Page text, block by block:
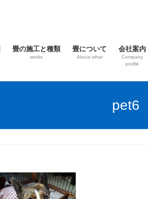
畳の施工と種類
works
畳について
About what
会社案内
Company
profile
pet6